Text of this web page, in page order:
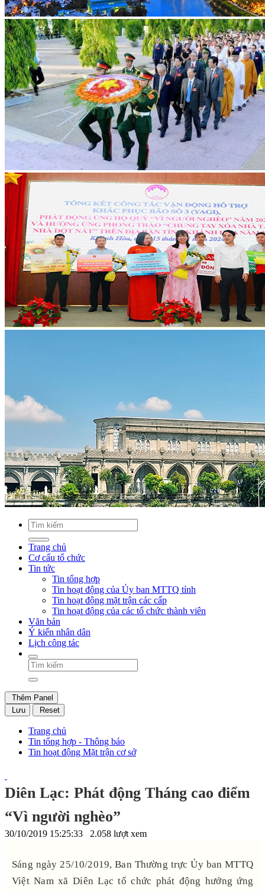
Trang chủ
Cơ cấu tổ chức
Tin tức
Tin tổng hợp
Tin hoạt động của Ủy ban MTTQ tỉnh
Tin hoạt động mặt trận các cấp
Tin hoạt động của các tổ chức thành viên
Văn bản
Ý kiến nhân dân
Lịch công tác
Thêm Panel
Lưu
Reset
Trang chủ
Tin tổng hợp - Thông báo
Tin hoạt động Mặt trận cơ sở
Diên Lạc: Phát động Tháng cao điểm
“Vì người nghèo”
30/10/2019 15:25:33 2.058 lượt xem
Sáng ngày 25/10/2019, Ban Thường trực Ủy ban MTTQ
Việt Nam xã Diên Lạc tổ chức phát động hưởng ứng